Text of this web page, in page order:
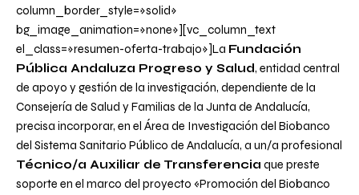
column_border_style=»solid»
bg_image_animation=»none»][vc_column_text
el_class=»resumen-oferta-trabajo»]La Fundación
Pública Andaluza Progreso y Salud, entidad central
de apoyo y gestión de la investigación, dependiente de la
Consejería de Salud y Familias de la Junta de Andalucía,
precisa incorporar, en el Área de Investigación del Biobanco
del Sistema Sanitario Público de Andalucía, a un/a profesional
Técnico/a Auxiliar de Transferencia que preste
soporte en el marco del proyecto «Promoción del Biobanco